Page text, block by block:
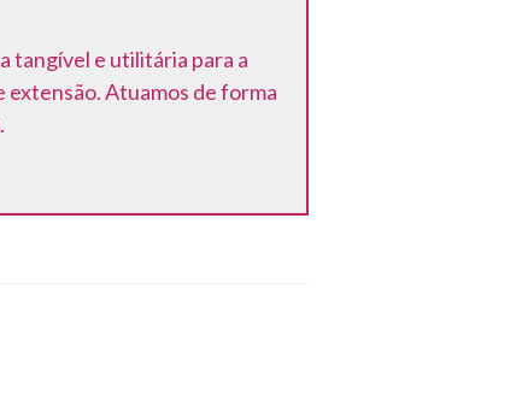
tangível e utilitária para a
extensão. Atuamos de forma